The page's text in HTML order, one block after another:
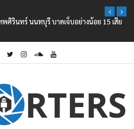
พศิรินทร์ นนทบุรี บาดเจ็บอย่างน้อย 15 เสีย